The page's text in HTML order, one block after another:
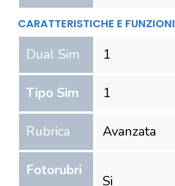
CARATTERISTICHE E FUNZIONI
Dual Sim 1
Tipo Sim 1
Rubrica Avanzata
Fotorubri
Si